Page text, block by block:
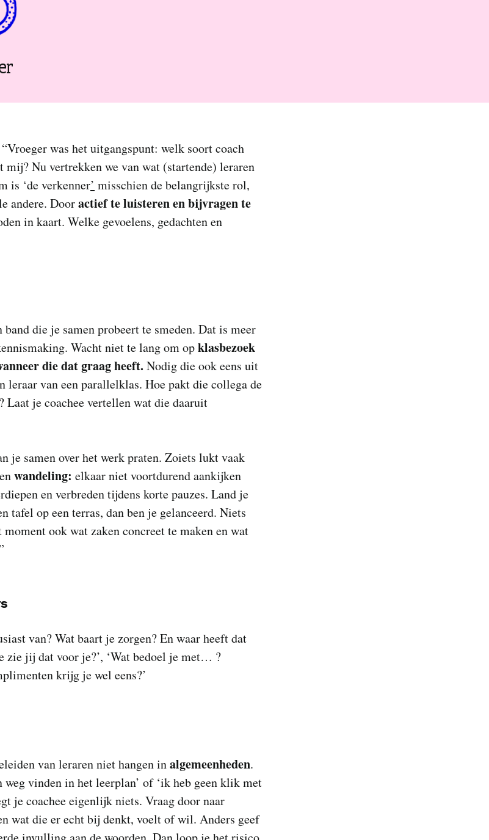
“Vroeger was het uitgangspunt: welk soort coach
Nu vertrekken we van wat (startende) leraren
is ‘de verkenner’ misschien de belangrijkste rol,
andere. Dooractief te luisteren en bijvragen te
in kaart. Welke gevoelens, gedachten en
die je samen probeert te smeden. Dat is meer
Wacht niet te lang om opklasbezoek
die dat graag heeft. Nodig die ook eens uit
leraar van een parallelklas. Hoe pakt die collega de
Laat je coachee vertellen wat die daaruit
je samen over het werk praten. Zoiets lukt vaak
wandeling: elkaar niet voortdurend aankijken
en verbreden tijdens korte pauzes. Land je
tafel op een terras, dan ben je gelanceerd. Niets
ook wat zaken concreet te maken en wat
van? Wat baart je zorgen? En waar heeft dat
zie jij dat voor je?’, ‘Wat bedoel je met… ?
krijg je wel eens?’
van leraren niet hangen inalgemeenheden.
vinden in het leerplan’ of ‘ik heb geen klik met
je coachee eigenlijk niets. Vraag door naar
wat die er echt bij denkt, voelt of wil. Anders geef